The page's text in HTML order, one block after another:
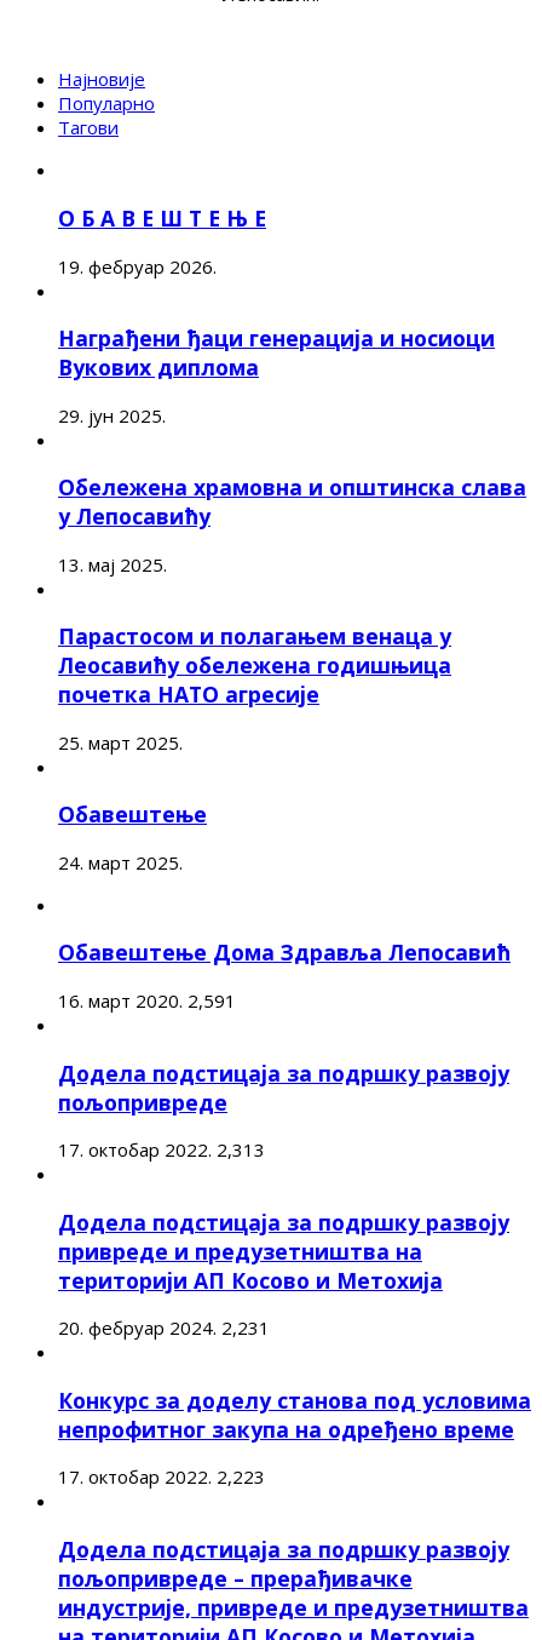
Најновије
Популарно
Тагови
О Б А В Е Ш Т Е Њ Е
19. фебруар 2026.
Награђени ђаци генерација и носиоци
Вукових диплома
29. јун 2025.
Обележена храмовна и општинска слава
у Лепосавићу
13. мај 2025.
Парастосом и полагањем венаца у
Леосавићу обележена годишњица
почетка НАТО агресије
25. март 2025.
Обавештење
24. март 2025.
Обавештење Дома Здравља Лепосавић
16. март 2020. 2,591
Додела подстицаја за подршку развоју
пољопривреде
17. октобар 2022. 2,313
Додела подстицаја за подршку развоју
привреде и предузетништва на
територији АП Косово и Метохија
20. фебруар 2024. 2,231
Конкурс за доделу станова под условима
непрофитног закупа на одређено време
17. октобар 2022. 2,223
Додела подстицаја за подршку развоју
пољопривреде – прерађивачке
индустрије, привреде и предузетништва